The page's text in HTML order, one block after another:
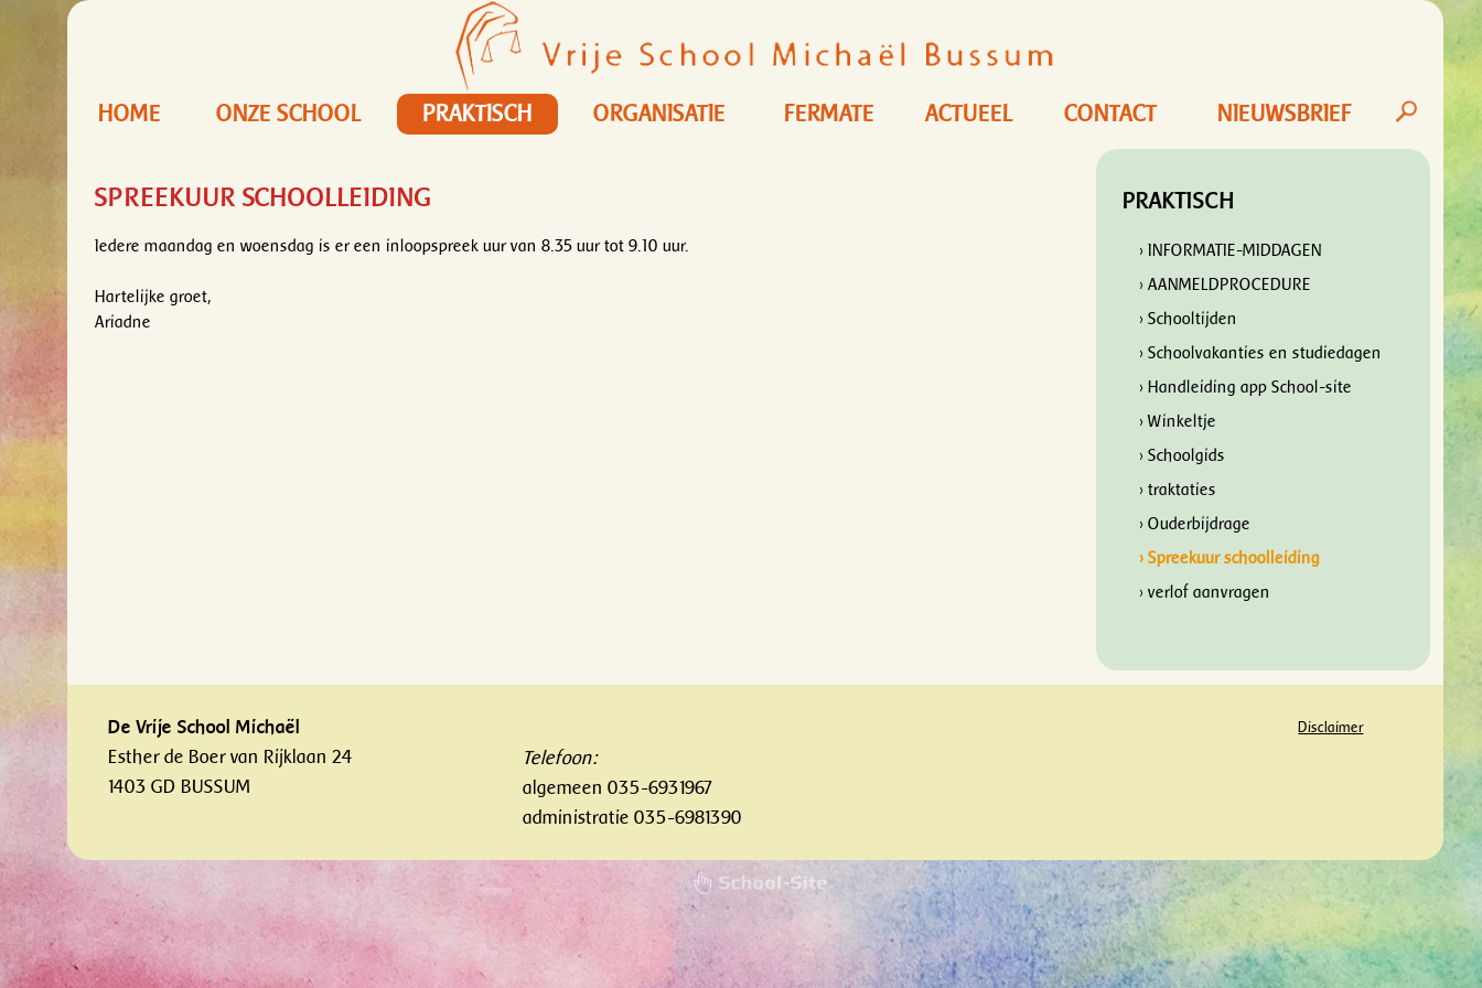
HOME ONZE SCHOOL PRAKTISCH ORGANISATIE FERMATE ACTUEEL CONTACT NIEUWSBRIEF
SPREEKUUR SCHOOLLEIDING
Iedere maandag en woensdag is er een inloopspreek uur van 8.35 uur tot 9.10 uur.
Hartelijke groet,
Ariadne
PRAKTISCH
› INFORMATIE-MIDDAGEN
› AANMELDPROCEDURE
› Schooltijden
› Schoolvakanties en studiedagen
› Handleiding app School-site
› Winkeltje
› Schoolgids
› traktaties
› Ouderbijdrage
› Spreekuur schoolleiding
› verlof aanvragen
De Vrije School Michaël
Esther de Boer van Rijklaan 24
1403 GD BUSSUM
Telefoon:
algemeen 035-6931967
administratie 035-6981390
Disclaimer